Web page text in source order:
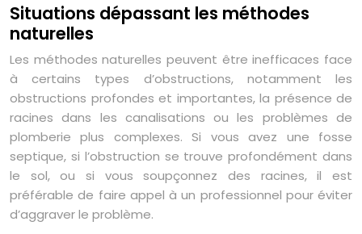
Situations dépassant les méthodes
naturelles
Les méthodes naturelles peuvent être inefficaces face
à certains types d’obstructions, notamment les
obstructions profondes et importantes, la présence de
racines dans les canalisations ou les problèmes de
plomberie plus complexes. Si vous avez une fosse
septique, si l’obstruction se trouve profondément dans
le sol, ou si vous soupçonnez des racines, il est
préférable de faire appel à un professionnel pour éviter
d’aggraver le problème.